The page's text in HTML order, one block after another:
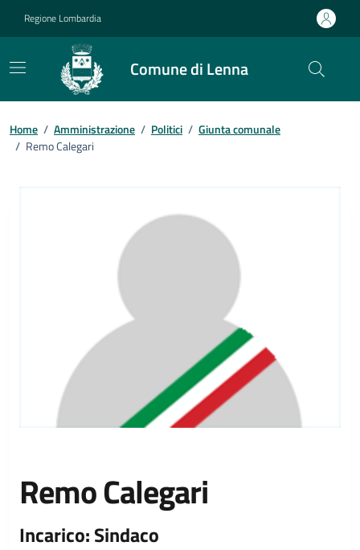
Regione Lombardia
Comune di Lenna
Home / Amministrazione / Politici / Giunta comunale
/ Remo Calegari
Remo Calegari
Incarico: Sindaco